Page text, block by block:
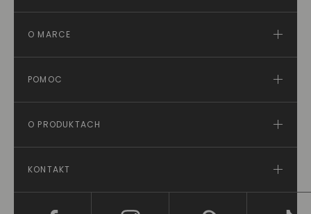
O MARCE
POMOC
O PRODUKTACH
KONTAKT